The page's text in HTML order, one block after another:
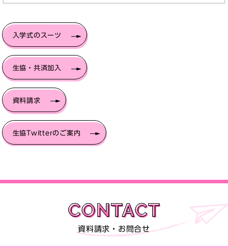
入学式のスーツ
生協・共済加入
資料請求
生協Twitterのご案内
資料請求・お問合せ